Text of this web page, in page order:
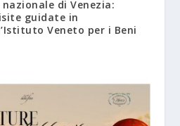
di Venezia:
guidate in
Veneto per i Beni